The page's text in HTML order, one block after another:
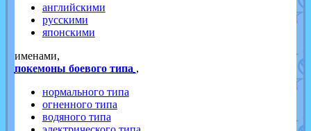
английскими
русскими
японскими
именами,
покемоны боевого типа ,
нормального типа
огненного типа
водяного типа